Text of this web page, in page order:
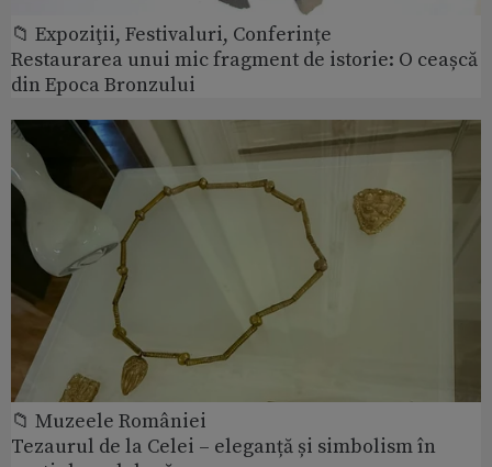
📁 Expoziţii, Festivaluri, Conferințe
Restaurarea unui mic fragment de istorie: O ceașcă
din Epoca Bronzului
📁 Muzeele României
Tezaurul de la Celei – eleganță și simbolism în